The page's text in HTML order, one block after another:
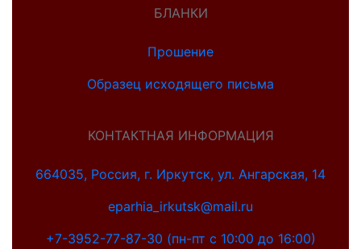
БЛАНКИ
Прошение
Образец исходящего письма
КОНТАКТНАЯ ИНФОРМАЦИЯ
664035, Россия, г. Иркутск, ул. Ангарская, 14
eparhia_irkutsk@mail.ru
+7-3952-77-87-30 (пн-пт с 10:00 до 16:00)